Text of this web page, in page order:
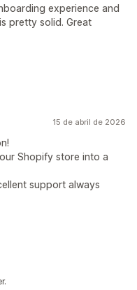
experience and
pretty solid. Great
15 de abril de 2026
Shopify store into a
support always